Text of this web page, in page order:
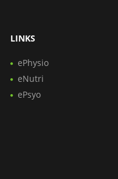
LINKS
ePhysio
eNutri
ePsyo